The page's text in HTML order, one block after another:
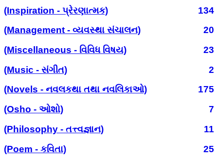
(Inspiration - પ્રેરણાત્મક)
134
(Management - વ્યવસ્થા સંચાલન)
20
(Miscellaneous - વિવિધ વિષય)
23
(Music - સંગીત)
2
(Novels - નવલકથા તથા નવલિકાઓ)
175
(Osho - ઓશો)
7
(Philosophy - તત્ત્વજ્ઞાન)
11
(Poem - કવિતા)
25